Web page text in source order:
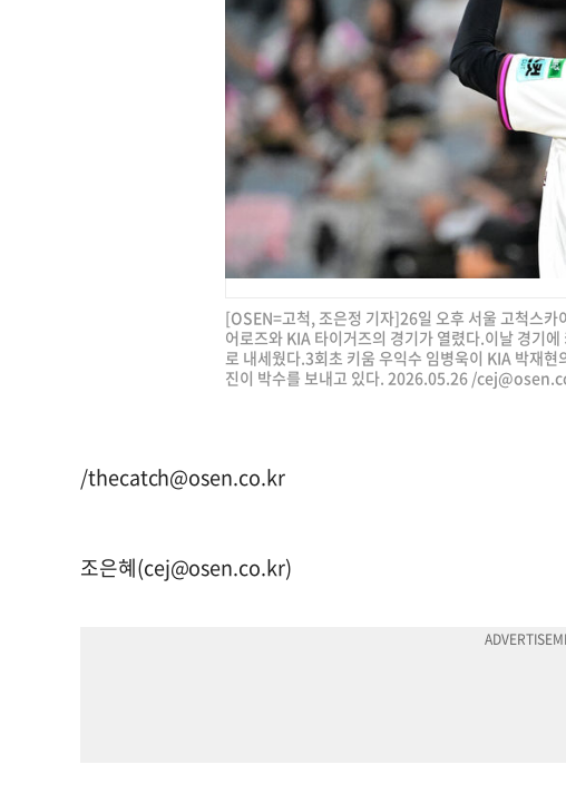
[OSEN=고척, 조은정 기자]26일 오후 서울 고척스
어로즈와 KIA 타이거즈의 경기가 열렸다.이날 경기
로 내세웠다.3회초 키움 우익수 임병욱이 KIA 박재
진이 박수를 보내고 있다. 2026.05.26 /
/thecatch@osen.co.kr
조은혜(cej@osen.co.kr)